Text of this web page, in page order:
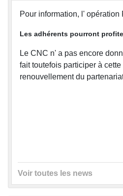
Pour information, l'
Les adhérents pourront
Le CNC n' a pas encore
fait toutefois participer à
renouvellement du
Voir toutes les news